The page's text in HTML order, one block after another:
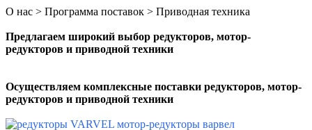
О нас > Программа поставок > Приводная техника
Предлагаем широкий выбор редукторов, мотор-
редукторов и приводной техники
Осуществляем комплексные поставки редукторов, мотор-
редукторов и приводной техники